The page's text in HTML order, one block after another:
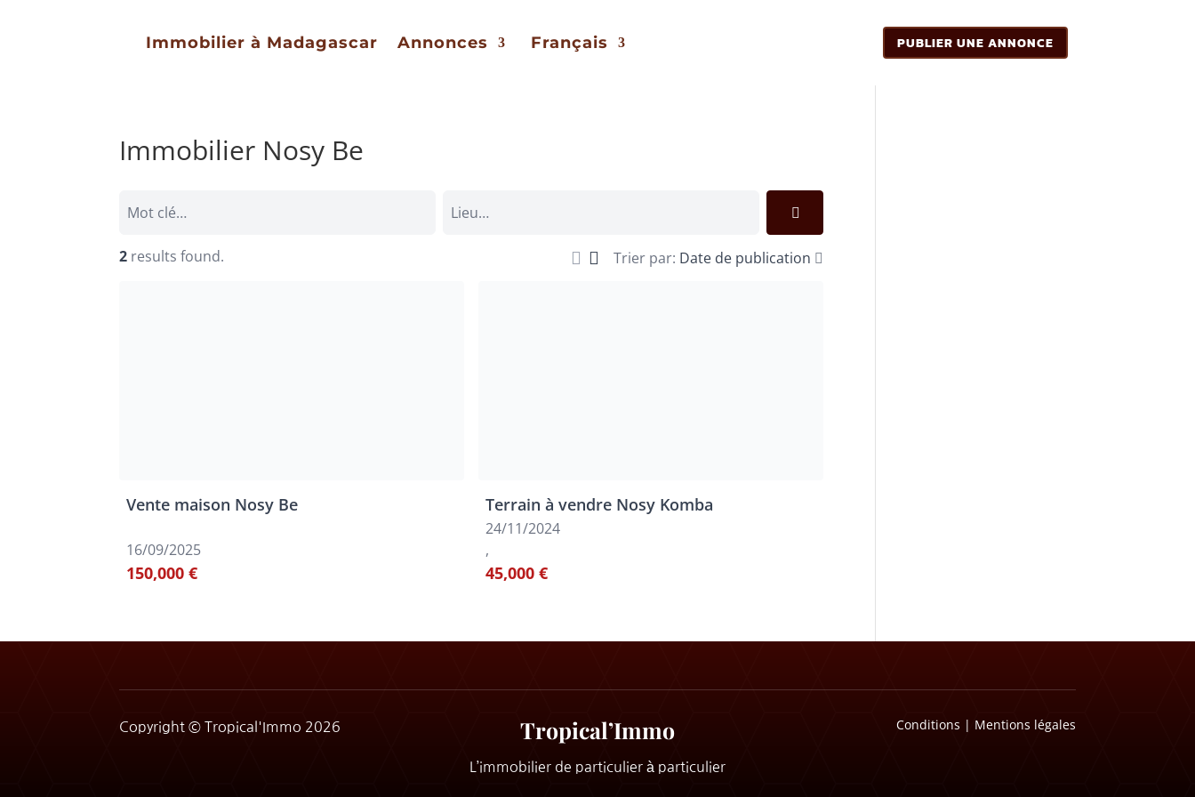
Immobilier à Madagascar Annonces Français PUBLIER UNE ANNONCE
Immobilier Nosy Be
Trier par: Date de publication
2 results found.
Vente maison Nosy Be
16/09/2025
150,000 €
Terrain à vendre Nosy Komba
24/11/2024
,
45,000 €
Copyright © Tropical'Immo 2026 Tropical’Immo
L’immobilier de particulier à particulier
Conditions | Mentions légales